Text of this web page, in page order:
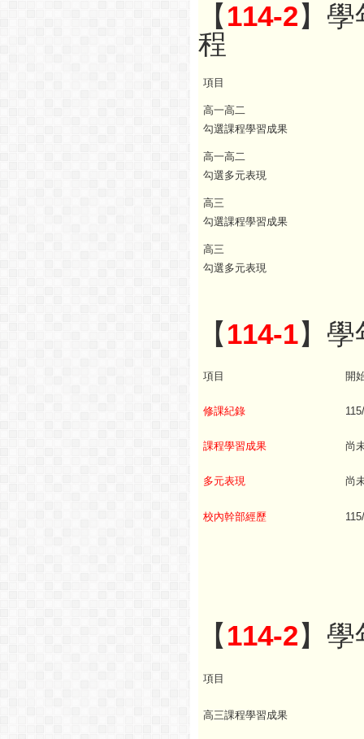
【 114-2】
程
項目
高一高二
勾選課程學習成果
高一高二
勾選多元表現
高三
勾選課程學習成果
高三
勾選多元表現
【 114-1】
項目 開
修課紀錄
課程學習成果 尚
多元表現 尚
校內幹部經歷
【 114-2】
項目
高三課程學習成果